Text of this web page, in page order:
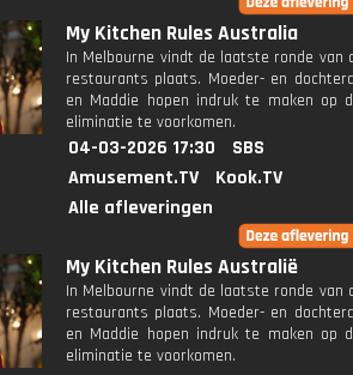
My Kitchen Rules Australia
In Melbourne vindt de laatste ronde van
restaurants plaats. Moeder- en
en Maddie hopen indruk te maken op
eliminatie te voorkomen.
04-03-2026 17:30
SBS
Amusement.TV
Kook.TV
Alle afleveringen
My Kitchen Rules Australië
In Melbourne vindt de laatste ronde van
restaurants plaats. Moeder- en
en Maddie hopen indruk te maken op
eliminatie te voorkomen.